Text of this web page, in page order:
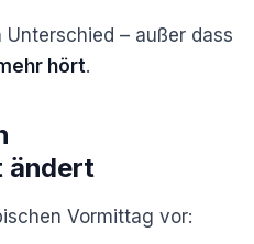
– außer dass
hört.
ändert
Vormittag vor: